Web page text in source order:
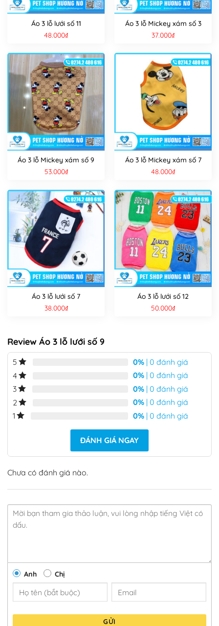
Áo 3 lỗ lưới số 11
48.000₫
Áo 3 lỗ Mickey xám số 3
37.000₫
Áo 3 lỗ Mickey xám số 9
53.000₫
Áo 3 lỗ Mickey xám số 7
48.000₫
Áo 3 lỗ lưới số 7
38.000₫
Áo 3 lỗ lưới số 12
50.000₫
Review Áo 3 lỗ lưới số 9
5 0% | 0 đánh giá
4
0% | 0 đánh giá
3
0% | 0 đánh giá
2
0% | 0 đánh giá
1
0% | 0 đánh giá
ĐÁNH GIÁ NGAY
Chưa có đánh giá nào.
Anh Chị
GỬI